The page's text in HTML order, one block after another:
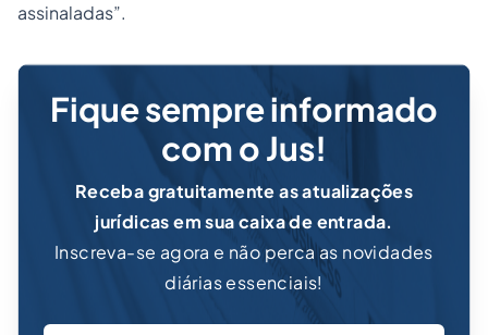
assinaladas”.
Fique sempre informado
com o Jus!
Receba gratuitamente as atualizações
jurídicas em sua caixa de entrada.
Inscreva-se agora e não perca as novidades
diárias essenciais!